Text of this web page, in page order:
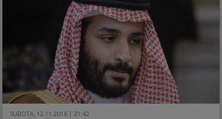
SUBOTA, 12.11.2016 | 21:42